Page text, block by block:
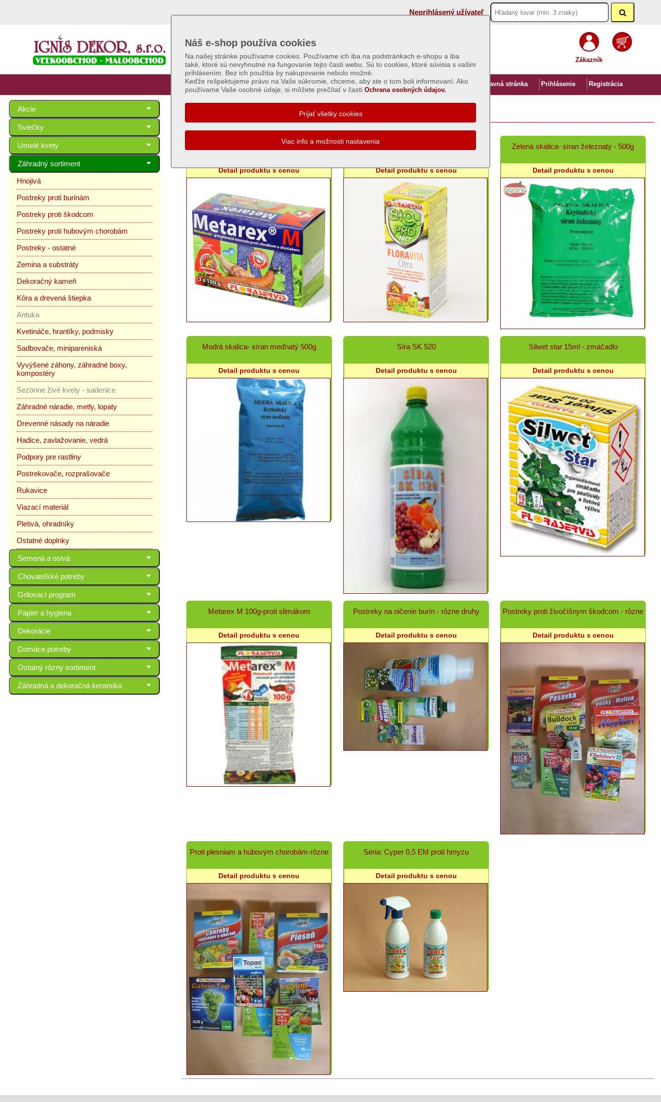
Neprihlásený užívateľ
Zákazník
Úvod Hlavná stránka Prihlásenie Registrácia
Náš e-shop používa cookies
Na našej stránke používame cookies. Používame ich iba na podstránkach e-shopu a iba
také, ktoré sú nevyhnutné na fungovanie tejto časti webu. Sú to cookies, ktoré súvisia s vašim
prihlásením. Bez ich použitia by nakupovanie nebolo možné.
Keďže rešpektujeme právo na Vaše súkromie, chceme, aby ste o tom boli informovaní. Ako
používame Vaše osobné údaje, si môžete prečítať v časti Ochrana osobných údajov.
Akcie
Sviečky
Umelé kvety
Záhradný sortiment
Hnojivá
Postreky proti burinám
Postreky proti škodcom
Postreky proti hubovým chorobám
Postreky - ostatné
Zemina a substráty
Dekoračný kameň
Kôra a drevená štiepka
Antuka
Kvetináče, hrantíky, podmisky
Sadbovače, minipareniská
Vyvýšené záhony, záhradné boxy,
kompostéry
Sezónne živé kvety - sadenice
Záhradné náradie, metly, lopaty
Drevenné násady na náradie
Hadice, zavlažovanie, vedrá
Podpory pre rastliny
Postrekovače, rozprašovače
Rukavice
Viazací materiál
Pletivá, ohradníky
Ostatné doplnky
Semená a osivá
Chovateľské potreby
Grilovací program
Papier a hygiena
Dekorácie
Domáce potreby
Ostatný rôzny sortiment
Záhradná a dekoračná keramika
Detail produktu s cenou Detail produktu s cenou
Zelená skalica- síran železnatý - 500g
Detail produktu s cenou
Modrá skalica- síran meďnatý 500g
Detail produktu s cenou
Síra SK 520
Detail produktu s cenou
Silwet star 15ml - zmáčadlo
Detail produktu s cenou
Metarex M 100g-proti slimákom
Detail produktu s cenou
Postreky na ničenie burín - rôzne druhy
Detail produktu s cenou
Postreky proti živočíšnym škodcom - rôzne
Detail produktu s cenou
Proti plesniam a hubovým chorobám-rôzne
Detail produktu s cenou
Séria: Cyper 0,5 EM proti hmyzu
Detail produktu s cenou